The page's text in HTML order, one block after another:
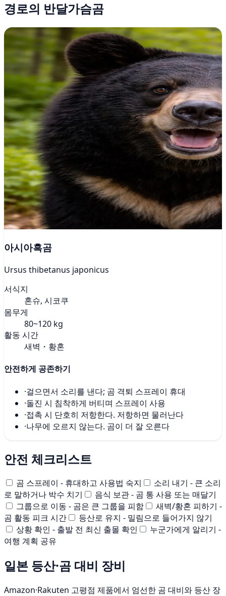
경로의 반달가슴곰
아시아흑곰
Ursus thibetanus japonicus
서식지
혼슈, 시코쿠
몸무게
80~120 kg
활동 시간
새벽・황혼
안전하게 공존하기
·걸으면서 소리를 낸다; 곰 격퇴 스프레이 휴대
·돌진 시 침착하게 버티며 스프레이 사용
·접촉 시 단호히 저항한다. 저항하면 물러난다
·나무에 오르지 않는다. 곰이 더 잘 오른다
안전 체크리스트
곰 스프레이 - 휴대하고 사용법 숙지
소리 내기 - 큰 소리
로 말하거나 박수 치기
음식 보관 - 곰 통 사용 또는 매달기
그룹으로 이동 - 곰은 큰 그룹을 피함
새벽/황혼 피하기 -
곰 활동 피크 시간
등산로 유지 - 밀림으로 들어가지 않기
상황 확인 - 출발 전 최신 출몰 확인
누군가에게 알리기 -
여행 계획 공유
일본 등산·곰 대비 장비
Amazon·Rakuten 고평점 제품에서 엄선한 곰 대비와 등산 장